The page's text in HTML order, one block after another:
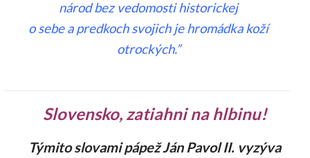
národ bez vedomosti historickej
o sebe a predkoch svojich je hromádka koží
otrockých.”
Slovensko, zatiahni na hlbinu!
Týmito slovami pápež Ján Pavol II. vyzýva